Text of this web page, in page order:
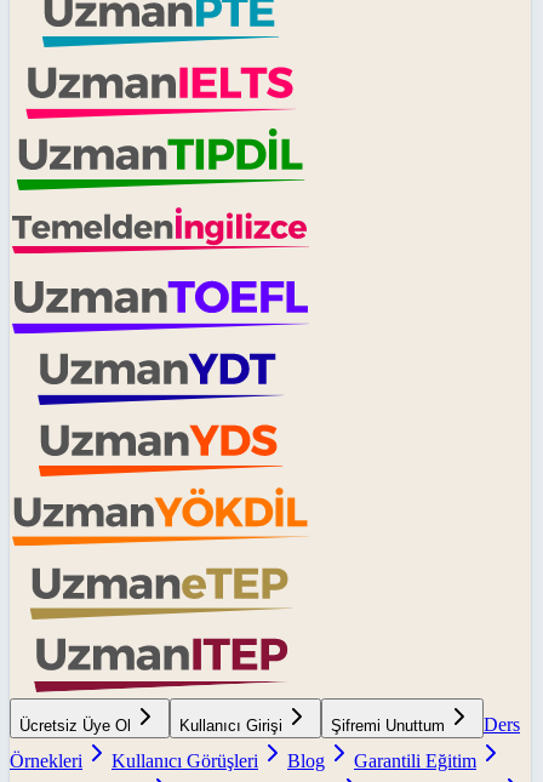
Ücretsiz Üye Ol Kullanıcı Girişi Şifremi Unuttum
Ders
Örnekleri
Kullanıcı Görüşleri Blog
Garantili Eğitim